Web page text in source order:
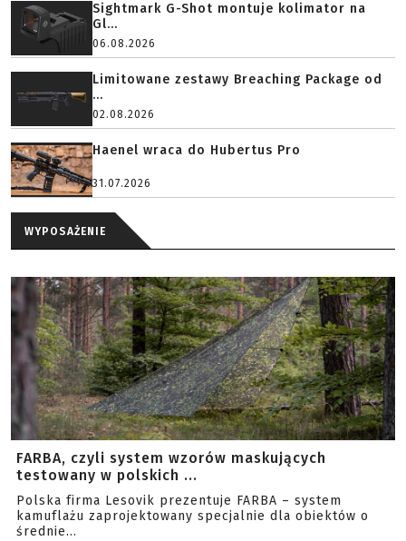
Sightmark G-Shot montuje kolimator na
Gl...
06.08.2026
Limitowane zestawy Breaching Package od
...
02.08.2026
Haenel wraca do Hubertus Pro
31.07.2026
WYPOSAŻENIE
FARBA, czyli system wzorów maskujących
testowany w polskich ...
Polska firma Lesovik prezentuje FARBA – system
kamuflażu zaprojektowany specjalnie dla obiektów o
średnie...